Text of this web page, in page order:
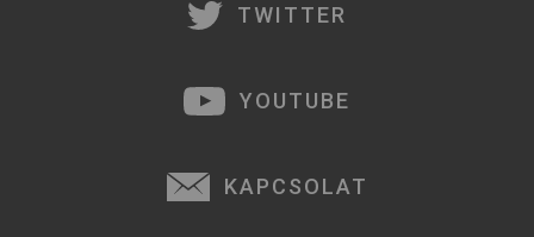
TWITTER
YOUTUBE
KAPCSOLAT